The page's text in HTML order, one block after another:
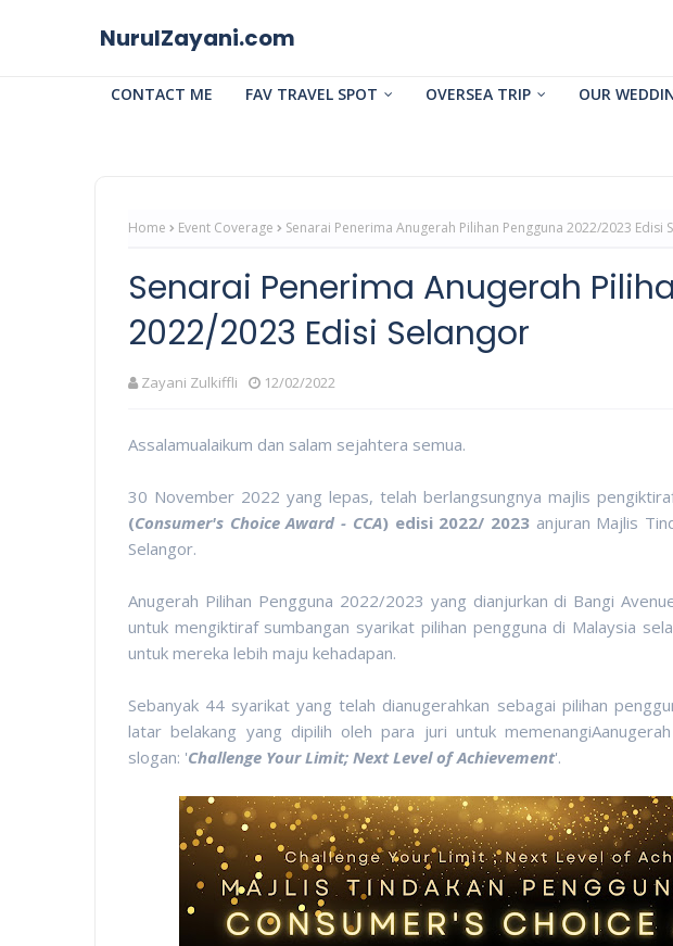
NurulZayani.com
CONTACT ME FAV TRAVEL SPOT OVERSEA TRIP OUR
Home Event Coverage Senarai Penerima Anugerah Pilihan Pengguna 2022/2023 Edisi
Senarai Penerima Anugerah
2022/2023 Edisi Selangor
Zayani Zulkiffli 12/02/2022
Assalamualaikum dan salam sejahtera semua.
30 November 2022 yang lepas, telah berlangsungnya majlis
(Consumer's Choice Award - CCA) edisi 2022/ 2023 anjuran Majlis
Selangor.
Anugerah Pilihan Pengguna 2022/2023 yang dianjurkan di Bangi
untuk mengiktiraf sumbangan syarikat pilihan pengguna di Malaysia
untuk mereka lebih maju kehadapan.
Sebanyak 44 syarikat yang telah dianugerahkan sebagai pilihan
latar belakang yang dipilih oleh para juri untuk
slogan: 'Challenge Your Limit; Next Level of Achievement'.